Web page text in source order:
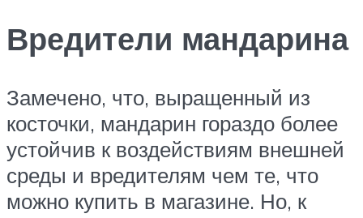
Вредители мандарина
Замечено, что, выращенный из
косточки, мандарин гораздо более
устойчив к воздействиям внешней
среды и вредителям чем те, что
можно купить в магазине. Но, к